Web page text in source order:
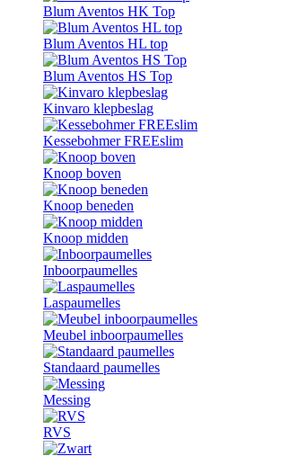
Blum Aventos HK Top
Blum Aventos HL top
Blum Aventos HS Top
Kinvaro klepbeslag
Kessebohmer FREEslim
Knoop boven
Knoop beneden
Knoop midden
Inboorpaumelles
Laspaumelles
Meubel inboorpaumelles
Standaard paumelles
Messing
RVS